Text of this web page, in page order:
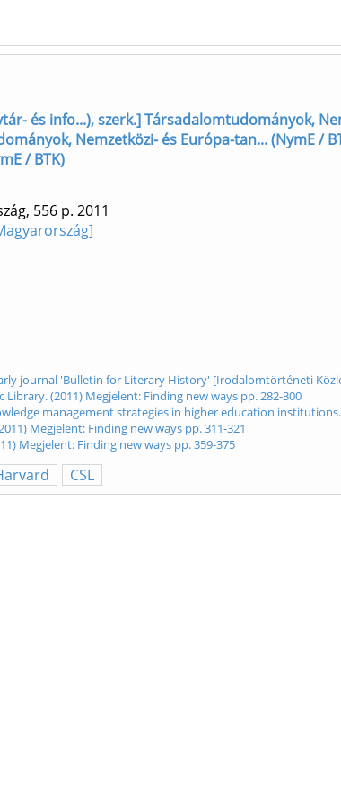
és info...), szerk.] Társadalomtudományok,
Nemzetközi- és Európa-tan... (NymE /
/ BTK)
556 p. 2011
journal 'Bulletin for Literary History' [Irodalomtörténeti
(2011) Megjelent: Finding new ways pp. 282-300
management strategies in higher education
Megjelent: Finding new ways pp. 311-321
Megjelent: Finding new ways pp. 359-375
CSL